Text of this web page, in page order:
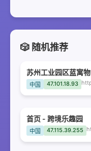
🎲 随机推荐
苏州工业园区蓝寓
中国 47.101.18.93
首页 - 跨境乐趣园
中国 47.115.39.255